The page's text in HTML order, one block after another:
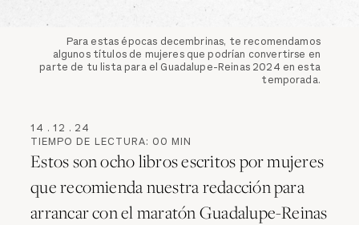
Para estas épocas decembrinas, te recomendamos
algunos títulos de mujeres que podrían convertirse en
parte de tu lista para el Guadalupe-Reinas 2024 en esta
temporada.
14 . 12 . 24
TIEMPO DE LECTURA: 00 MIN
Estos son ocho libros escritos por mujeres
que recomienda nuestra redacción para
arrancar con el maratón Guadalupe-Reinas